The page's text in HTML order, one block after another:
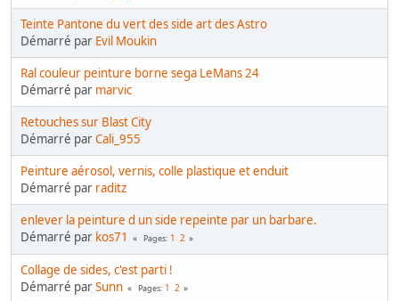
Teinte Pantone du vert des side art des Astro
Démarré par Evil Moukin
Ral couleur peinture borne sega LeMans 24
Démarré par marvic
Retouches sur Blast City
Démarré parCali_955
Peinture aérosol, vernis, colle plastique et enduit
Démarré par raditz
enlever la peinture d un side repeinte par un barbare.
Démarré par kos71 Pages 1 2
Collage de sides, c'est parti !
Démarré parSunn Pages 1 2